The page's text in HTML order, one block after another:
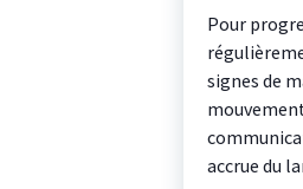
Pour
signes de
accrue du